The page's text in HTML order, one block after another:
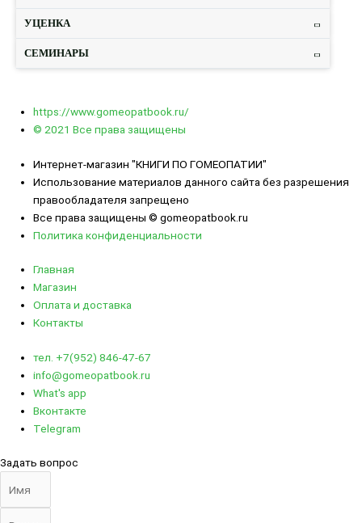
УЦЕНКА
СЕМИНАРЫ
https://www.gomeopatbook.ru/
© 2021 Все права защищены
Интернет-магазин "КНИГИ ПО ГОМЕОПАТИИ"
Использование материалов данного сайта без разрешения
правообладателя запрещено
Все права защищены © gomeopatbook.ru
Политика конфиденциальности
Главная
Магазин
Оплата и доставка
Контакты
тел. +7(952) 846-47-67
info@gomeopatbook.ru
What's app
Вконтакте
Telegram
Задать вопрос